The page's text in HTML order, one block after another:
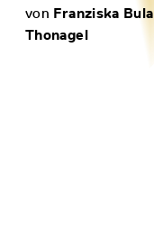
von Franziska Bula
Thonagel